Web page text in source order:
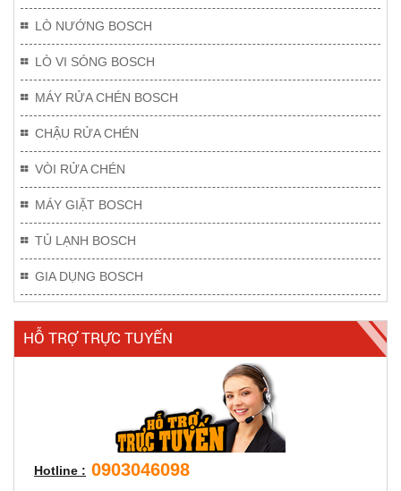
LÒ NƯỚNG BOSCH
LÒ VI SÓNG BOSCH
MÁY RỬA CHÉN BOSCH
CHẬU RỬA CHÉN
VÒI RỬA CHÉN
MÁY GIẶT BOSCH
TỦ LẠNH BOSCH
GIA DỤNG BOSCH
HỖ TRỢ TRỰC TUYẾN
Hotline : 0903046098